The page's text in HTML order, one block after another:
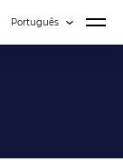
Português